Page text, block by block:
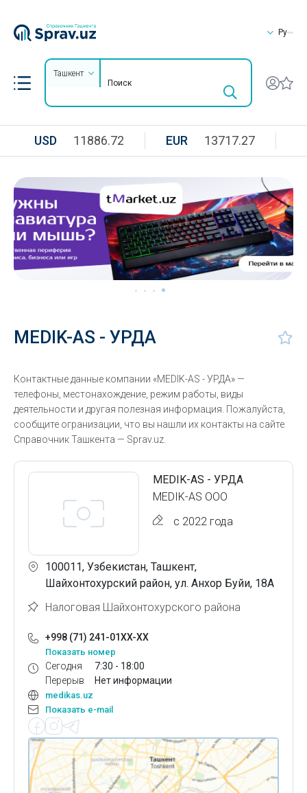
Ру
Ташкент
USD 11886.72 EUR 13717.27
MEDIK-AS - УРДА
Контактные данные компании «MEDIK-AS - УРДА» —
телефоны, местонахождение, режим работы, виды
деятельности и другая полезная информация. Пожалуйста,
сообщите огранизации, что вы нашли их контакты на сайте
Справочник Ташкента — Sprav.uz.
MEDIK-AS - УРДА
MEDIK-AS ООО
с 2022 года
100011, Узбекистан, Ташкент,
Шайхонтохурский район, ул. Анхор Буйи, 18А
Налоговая Шайхонтохурского района
+998 (71) 241-01XX-XX
Показать номер
Сегодня
Перерыв
7:30 - 18:00
Нет информации
medikas.uz
Показать e-mail